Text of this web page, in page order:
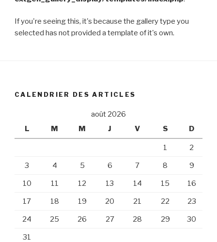
If you're seeing this, it's because the gallery type you
selected has not provided a template of it's own.
CALENDRIER DES ARTICLES
août 2026
L
M M J V S D
1 2
3 4 5 6 7 8 9
10 11 12 13 14 15 16
17 18 19 20 21 22 23
24 25 26 27 28 29 30
31